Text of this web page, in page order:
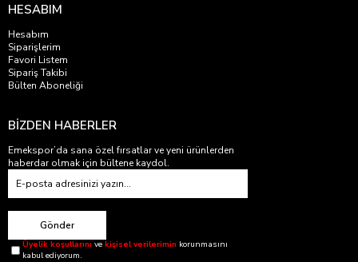
HESABIM
Hesabım
Siparişlerim
Favori Listem
Sipariş Takibi
Bülten Aboneliği
BİZDEN HABERLER
Emekspor’da sana özel fırsatlar ve yeni ürünlerden
haberdar olmak için bültene kaydol.
Gönder
Üyelik koşullarını ve kişisel verilerimin korunmasını
kabul ediyorum.